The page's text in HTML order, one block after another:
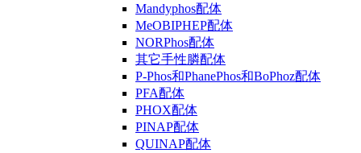
Mandyphos配体
MeOBIPHEP配体
NORPhos配体
其它手性膦配体
P-Phos和PhanePhos和BoPhoz配体
PFA配体
PHOX配体
PINAP配体
QUINAP配体